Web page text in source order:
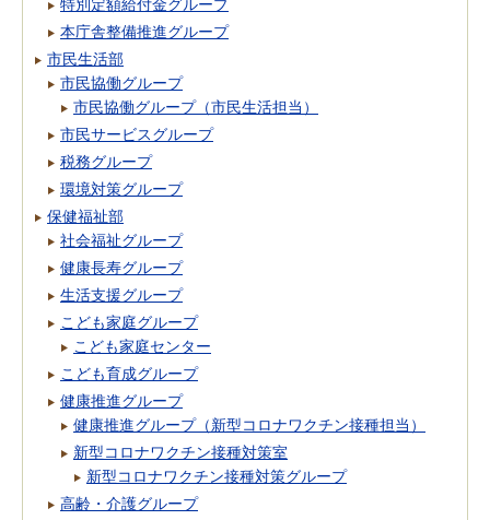
特別定額給付金グループ
本庁舎整備推進グループ
市民生活部
市民協働グループ
市民協働グループ（市民生活担当）
市民サービスグループ
税務グループ
環境対策グループ
保健福祉部
社会福祉グループ
健康長寿グループ
生活支援グループ
こども家庭グループ
こども家庭センター
こども育成グループ
健康推進グループ
健康推進グループ（新型コロナワクチン接種担当）
新型コロナワクチン接種対策室
新型コロナワクチン接種対策グループ
高齢・介護グループ